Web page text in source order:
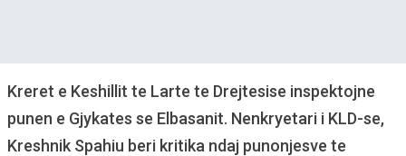
Kreret e Keshillit te Larte te Drejtesise inspektojne
punen e Gjykates se Elbasanit. Nenkryetari i KLD-se,
Kreshnik Spahiu beri kritika ndaj punonjesve te